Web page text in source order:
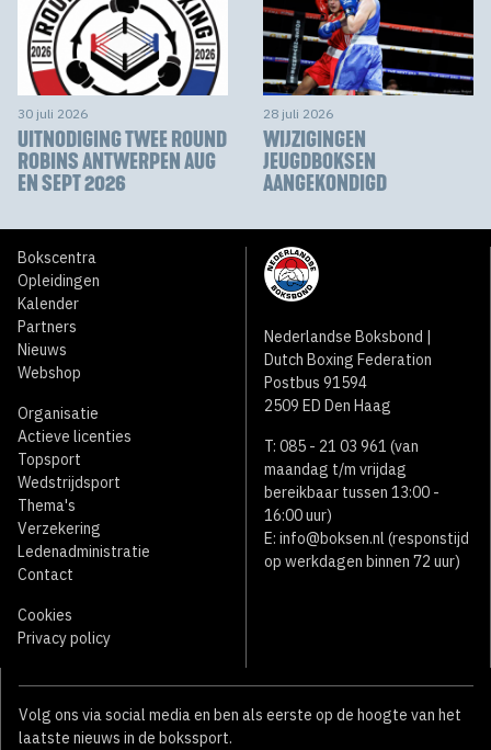
30 juli 2026
UITNODIGING TWEE ROUND
ROBINS ANTWERPEN AUG
EN SEPT 2026
28 juli 2026
WIJZIGINGEN
JEUGDBOKSEN
AANGEKONDIGD
Bokscentra
Opleidingen
Kalender
Partners
Nieuws
Webshop
Organisatie
Actieve licenties
Topsport
Wedstrijdsport
Thema's
Verzekering
Ledenadministratie
Contact
Cookies
Privacy policy
Nederlandse Boksbond |
Dutch Boxing Federation
Postbus 91594
2509 ED Den Haag
T: 085 - 21 03 961 (van
maandag t/m vrijdag
bereikbaar tussen 13:00 -
16:00 uur)
E: info@boksen.nl (responstijd
op werkdagen binnen 72 uur)
Volg ons via social media en ben als eerste op de hoogte van het
laatste nieuws in de bokssport.